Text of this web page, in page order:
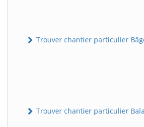
Trouver chantier particulier
Trouver chantier particulier